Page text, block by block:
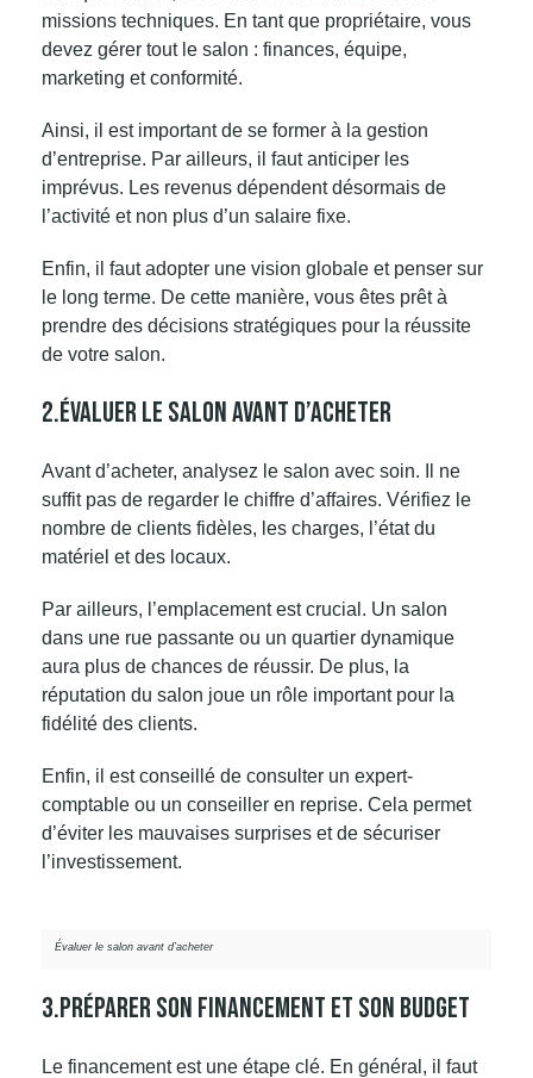
missions techniques. En tant que propriétaire, vous
devez gérer tout le salon : finances, équipe,
marketing et conformité.
Ainsi, il est important de se former à la gestion
d’entreprise. Par ailleurs, il faut anticiper les
imprévus. Les revenus dépendent désormais de
l’activité et non plus d’un salaire fixe.
Enfin, il faut adopter une vision globale et penser sur
le long terme. De cette manière, vous êtes prêt à
prendre des décisions stratégiques pour la réussite
de votre salon.
2.Évaluer Le Salon Avant D’acheter
Avant d’acheter, analysez le salon avec soin. Il ne
suffit pas de regarder le chiffre d’affaires. Vérifiez le
nombre de clients fidèles, les charges, l’état du
matériel et des locaux.
Par ailleurs, l’emplacement est crucial. Un salon
dans une rue passante ou un quartier dynamique
aura plus de chances de réussir. De plus, la
réputation du salon joue un rôle important pour la
fidélité des clients.
Enfin, il est conseillé de consulter un expert-
comptable ou un conseiller en reprise. Cela permet
d’éviter les mauvaises surprises et de sécuriser
l’investissement.
Évaluer le salon avant d’acheter
3.Préparer Son Financement Et Son Budget
Le financement est une étape clé. En général, il faut